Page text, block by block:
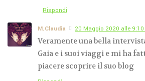
Rispondi
M.Claudia 20 Maggio 2020 alle
Veramente una bella
Gaia e i suoi viaggi e mi ha
piacere scoprire il suo blog